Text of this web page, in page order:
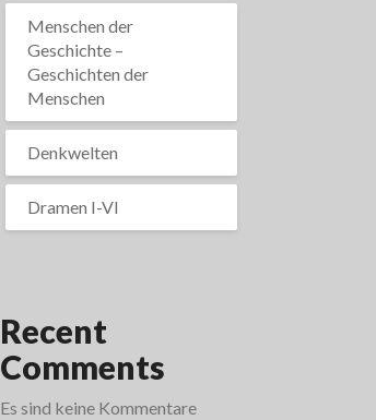
Menschen der
Geschichte –
Geschichten der
Menschen
Denkwelten
Dramen I-VI
Recent
Comments
Es sind keine Kommentare